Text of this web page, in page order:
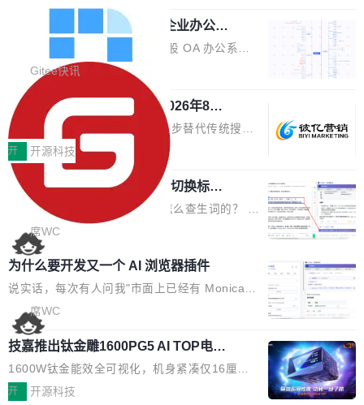
者、产业专家、投资人围绕AI前沿技术瓶颈、行
业固有认知重构等议题展开跨界对话，聚焦行业
真实痛点与突破方向...
个嵌在 Edge WebView 里的网页。它不是一个
「应用」，它是一个运行在浏览器引擎里的网
页，外面套了一层 Windows 的壳。 WebView2
本身就是个内存大户。它加载了完整的 Edge 渲
染引擎，包括 JavaScript 引擎...
址www.diaowen.net ➔ 源码下载Gitee 仓库 ➔
本次更新新增短信验证修改已答问卷功能，提升
答卷安全性；同时升级考试能力，完善填空题判
分、防切屏等功能体验，并优化多项产品细节，
提升整体使用体验。 新增功能 01. 新增验证手
机号后查看、修改已答问卷功能 02. 新增填空题
判分功能 03. 添加协作管理员支持树形结构选择
体验优化与修复 •页面与体验优化 优化工作台首
页 UI 展示效果，提升页面使用体验。 优化防切
屏提醒规则，调整为每次切屏均触发提示，提升
考试规范性。 优化登录状...
勾股 OA v6.0.2 已经发布，企业办公系
勾股 OA v6.0.2 已经发布。 勾股 OA 办公系统
是一款简单实用的开源的企业办公系统。系统集
成了系统设置、附件管理、人事管理、行政管
理、消息管理、资产管理、企业公告、知识网
盘、审批流程设置、办公审批、工作计划、工作
汇报、工作日志、日常办公、财务管理、客户管
理、合同管理、项目管理、任务管理等功能模
块。系统简约，易于功能扩展，方便二次开发，
可以用来做日常 OA，CRM，ERP，业务管理等
系统。 勾股OA6.0.2版本主要是对勾股OA 6第
一个大版本发布的部分功能细节优化和bug问题
修复的版本，具体更新日志如下： 1、补全新版
本的各个审批类型的审批单导出 2、优化各个审
Gitee快讯
942亿赛道如何选对伙伴？2026年8月G
EO公司推荐
当DeepSeek、豆包等大模型逐步替代传统搜索
成为用户获取信息的主要入口,品牌竞争的逻辑变
了:不再是争抢关键词排名,而是想办法进入AI脱
口而出的那个答案。"GEO公司推荐"这个搜索词
背后,折射的是企业面对新兴服务赛道时的集体困
惑——该信谁、看什么、怎么选。 据易观分析
《中国GEO市场产业图谱》数据,2026年中国GE
O行业规模预计达942亿元,同比增长169.7%。G
artner同期预测,传统搜索引擎访问量年内将下滑
25%,AI载体流量占比突破40%;埃森哲2025年中
国消费者调研则指出,37%的用户在有明确购买需
求时倾向于先问AI。几组数据指向一致:GEO已
从营销"加分项"变成品牌在AI时...
开 开源科技
任意网页划词 AI 问答：不用切换标签页
的效率秘诀
看英文技术文档的时候，你是怎么查生词的？ 我
猜大多数人的流程是：选中单词 → Ctrl+C → 切
到翻译标签页 → Ctrl+V → 看翻译 → 切回原
文。遇到不懂的代码片段，再切到 ChatGPT 问
一下。来回切换几次，思路早断了。 今天介绍的
开源 Chrome 扩展 AI Helper，有一个划词浮动
工具栏功能，能让你在任意网页选中文本就直接
用 AI，完全不用切换标签页。 划词工具栏是什
么 安装 AI Helper 后，在任意网页选中文本，选
区旁边会自动浮现一个工具栏： 工具 功能 典型
席WC
为什么要开发又一个 AI 浏览器插件
说实话，每次有人问我"市面上已经有 Monica、
Sider、Copilot for Chrome 这些 AI 浏览器插件
了，你为什么还要再做一个"，我都觉得这个问题
问得好。 因为我自己也是从用户变成开发者的。
现有产品的天花板 我用过不少 AI 浏览器插件。
刚开始觉得都挺好——选中一段文字，弹出解
席WC
技嘉推出钛金雕1600PG5 AI TOP电
源：为发烧级主机与本地AI算力打造旗
舰供电方案
1600W钛金能效全可视化，机身紧凑仅16厘米
继2026台北电脑展首度亮相后，技嘉科技近日正
开 开源科技